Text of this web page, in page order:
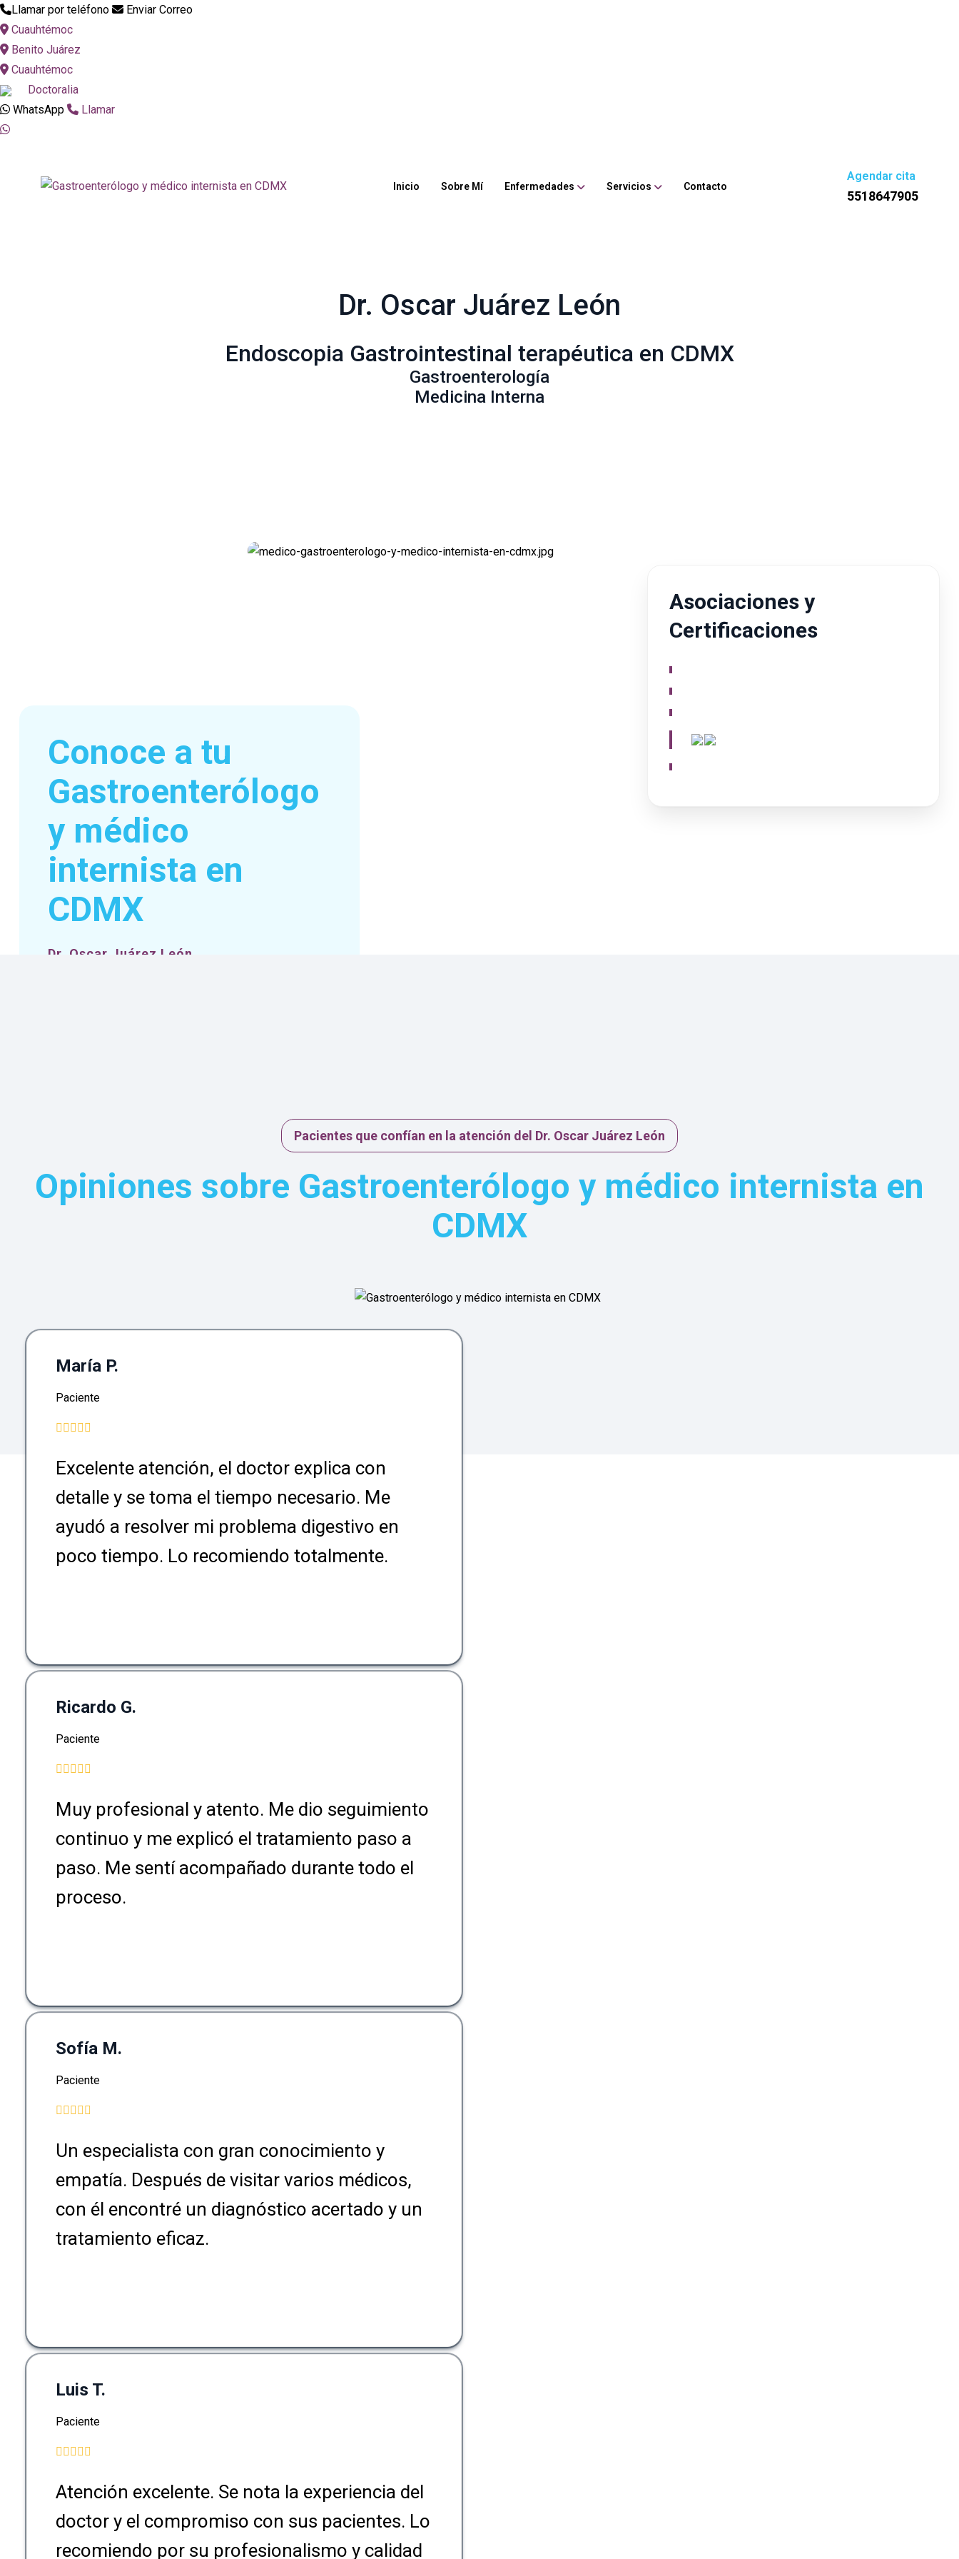
Llamar por teléfono
Enviar Correo
Cuauhtémoc
Benito Juárez
Cuauhtémoc
Doctoralia
WhatsApp
Llamar
Inicio Sobre Mí Enfermedades Servicios Contacto
Agendar cita
5518647905
Dr. Oscar Juárez León
Endoscopia Gastrointestinal terapéutica en CDMX
Gastroenterología
Medicina Interna
Conoce a tu
Gastroenterólogo
y médico
internista en
CDMX
Dr. Oscar Juárez León
cada persona mediante una atención médica confiable,
Asociaciones y
Certificaciones
Pacientes que confían en la atención del Dr. Oscar Juárez León
Opiniones sobre Gastroenterólogo y médico internista en
CDMX
María P.
Paciente
Excelente atención, el doctor explica con
detalle y se toma el tiempo necesario. Me
ayudó a resolver mi problema digestivo en
poco tiempo. Lo recomiendo totalmente.
Ricardo G.
Paciente
Muy profesional y atento. Me dio seguimiento
continuo y me explicó el tratamiento paso a
paso. Me sentí acompañado durante todo el
proceso.
Sofía M.
Paciente
Un especialista con gran conocimiento y
empatía. Después de visitar varios médicos,
con él encontré un diagnóstico acertado y un
tratamiento eficaz.
Luis T.
Paciente
Atención excelente. Se nota la experiencia del
doctor y el compromiso con sus pacientes. Lo
recomiendo por su profesionalismo y calidad